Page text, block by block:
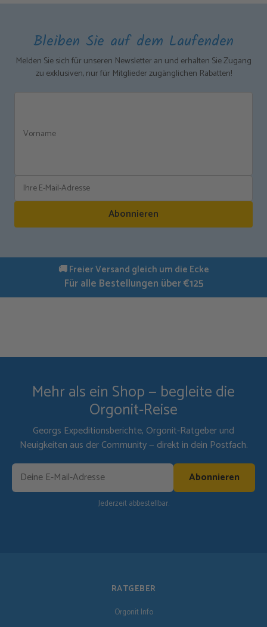
Bleiben Sie auf dem Laufenden
Melden Sie sich für unseren Newsletter an und erhalten Sie Zugang
zu exklusiven, nur für Mitglieder zugänglichen Rabatten!
Abonnieren
🚚Freier Versand gleich um die Ecke
Für alle Bestellungen über €125
Mehr als ein Shop — begleite die
Orgonit-Reise
Georgs Expeditionsberichte, Orgonit-Ratgeber und
Neuigkeiten aus der Community — direkt in dein Postfach.
Abonnieren
Jederzeit abbestellbar.
RATGEBER
Orgonit Info